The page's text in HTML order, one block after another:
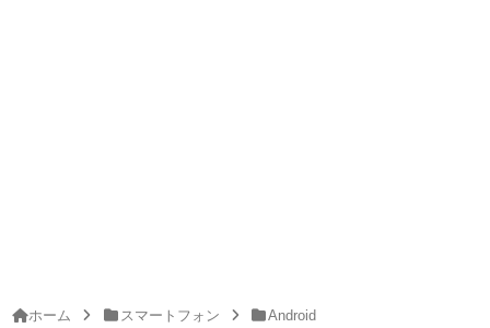
ホーム スマートフォン Android